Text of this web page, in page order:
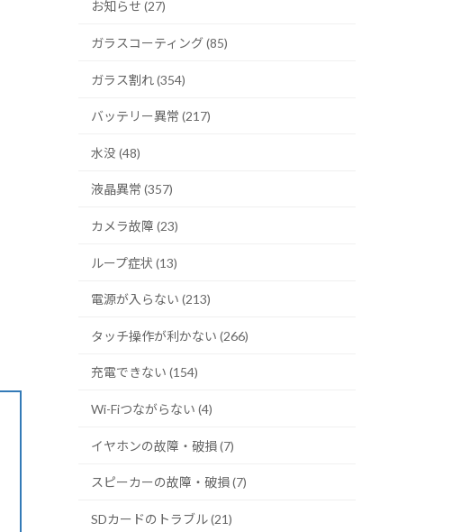
お知らせ (27)
ガラスコーティング (85)
ガラス割れ (354)
バッテリー異常 (217)
水没 (48)
液晶異常 (357)
カメラ故障 (23)
ループ症状 (13)
電源が入らない (213)
タッチ操作が利かない (266)
充電できない (154)
Wi-Fiつながらない (4)
イヤホンの故障・破損 (7)
スピーカーの故障・破損 (7)
SDカードのトラブル (21)